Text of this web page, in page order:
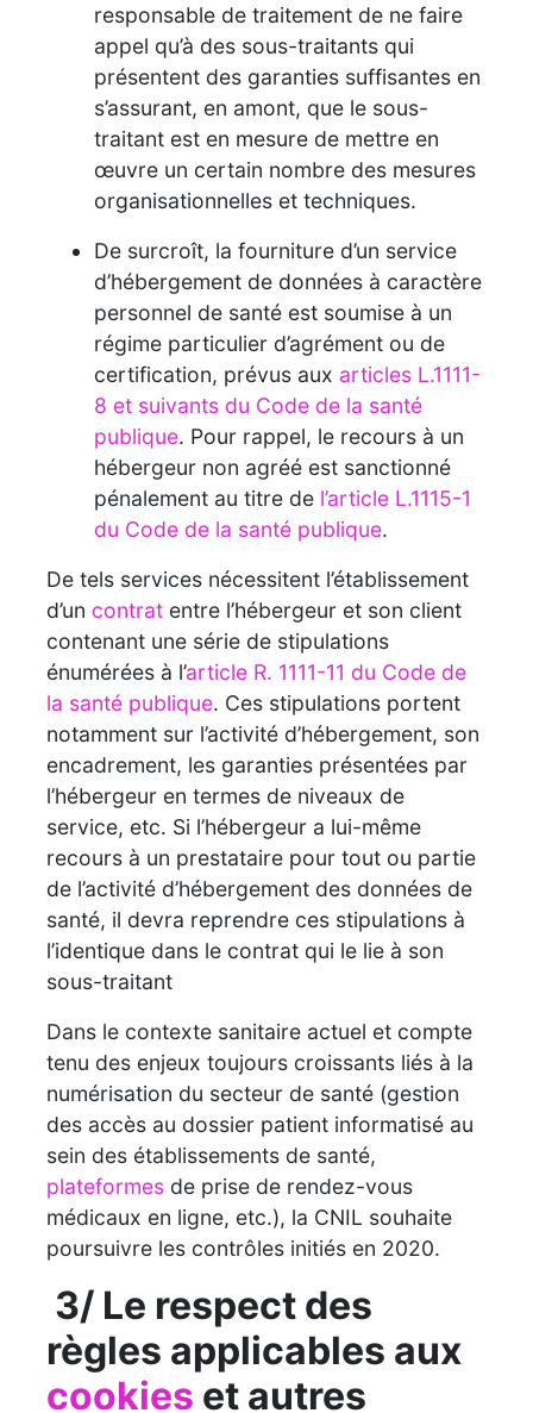
responsable de traitement de ne faire
appel qu’à des sous-traitants qui
présentent des garanties suffisantes en
s’assurant, en amont, que le sous-
traitant est en mesure de mettre en
œuvre un certain nombre des mesures
organisationnelles et techniques.
De surcroît, la fourniture d’un service
d’hébergement de données à caractère
personnel de santé est soumise à un
régime particulier d’agrément ou de
certification, prévus aux articles L.1111-
8 et suivants du Code de la santé
publique. Pour rappel, le recours à un
hébergeur non agréé est sanctionné
pénalement au titre de l’article L.1115-1
du Code de la santé publique.
De tels services nécessitent l’établissement
d’un contrat entre l’hébergeur et son client
contenant une série de stipulations
énumérées à l’article R. 1111-11 du Code de
la santé publique. Ces stipulations portent
notamment sur l’activité d’hébergement, son
encadrement, les garanties présentées par
l’hébergeur en termes de niveaux de
service, etc. Si l’hébergeur a lui-même
recours à un prestataire pour tout ou partie
de l’activité d’hébergement des données de
santé, il devra reprendre ces stipulations à
l’identique dans le contrat qui le lie à son
sous-traitant
Dans le contexte sanitaire actuel et compte
tenu des enjeux toujours croissants liés à la
numérisation du secteur de santé (gestion
des accès au dossier patient informatisé au
sein des établissements de santé,
plateformes de prise de rendez-vous
médicaux en ligne, etc.), la CNIL souhaite
poursuivre les contrôles initiés en 2020.
3/ Le respect des
règles applicables aux
cookies et autres